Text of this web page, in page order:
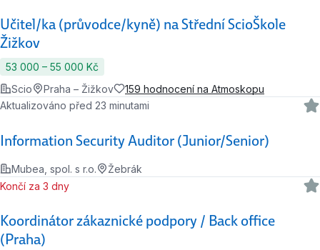
Učitel/ka (průvodce/kyně) na Střední ScioŠkole
Žižkov
53 000 ‍–‍ 55 000 Kč
Scio
Praha – Žižkov 159 hodnocení na Atmoskopu
Information Security Auditor (Junior/Senior)
Aktualizováno před 23 minutami
Mubea, spol. s r.o. Žebrák
Koordinátor zákaznické podpory / Back office
(Praha)
Končí za 3 dny